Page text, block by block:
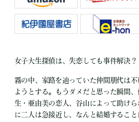
女子大生探偵は、失恋しても事件解決
霧の中、家路を辿っていた仲間朋代は
ようとする。もうダメだと思った瞬間
生・亜由美の恋人、谷山によって助け
に二人は急接近し、なんと結婚するこ